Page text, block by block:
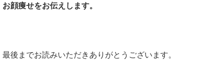
お顔痩せをお伝えします。
最後までお読みいただきありがとうございます。